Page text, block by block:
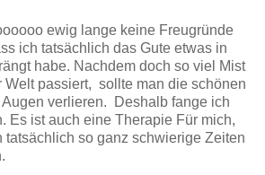
ewig lange keine Freugründe
ich tatsächlich das Gute etwas in
habe. Nachdem doch so viel Mist
Welt passiert, sollte man die schönen
verlieren. Deshalb fange ich
Es ist auch eine Therapie Für mich,
tatsächlich so ganz schwierige Zeiten